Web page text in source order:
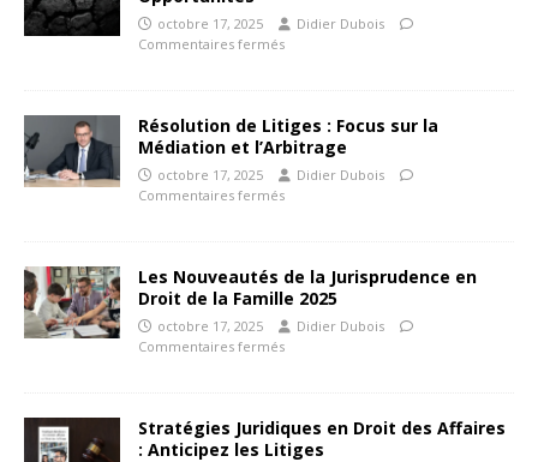
octobre 17, 2025
Didier Dubois
Commentaires fermés
Résolution de Litiges : Focus sur la
Médiation et l’Arbitrage
octobre 17, 2025
Didier Dubois
Commentaires fermés
Les Nouveautés de la Jurisprudence en
Droit de la Famille 2025
octobre 17, 2025
Didier Dubois
Commentaires fermés
Stratégies Juridiques en Droit des Affaires
: Anticipez les Litiges